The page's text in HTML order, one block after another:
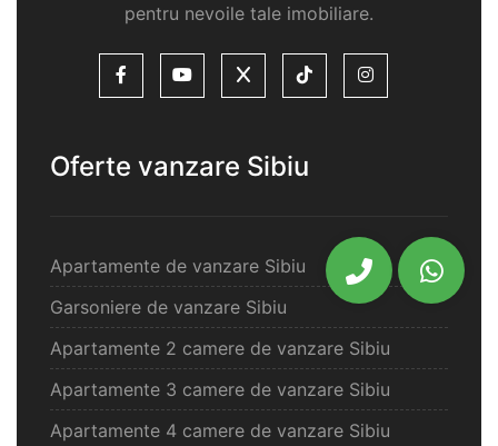
pentru nevoile tale imobiliare.
Oferte vanzare Sibiu
Apartamente de vanzare Sibiu
Garsoniere de vanzare Sibiu
Apartamente 2 camere de vanzare Sibiu
Apartamente 3 camere de vanzare Sibiu
Apartamente 4 camere de vanzare Sibiu